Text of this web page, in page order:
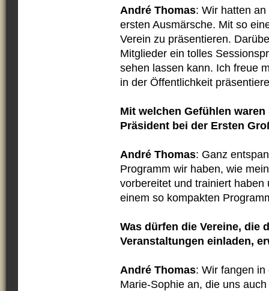
André Thomas: Wir hatten
ersten Ausmärsche. Mit so
Verein zu präsentieren.
Mitglieder ein tolles
sehen lassen kann. Ich freue
in der Öffentlichkeit
Mit welchen Gefühlen
Präsident bei der Ersten
André Thomas: Ganz
Programm wir haben, wie
vorbereitet und trainiert
einem so kompakten
Was dürfen die Vereine, die
Veranstaltungen einladen,
André Thomas: Wir fangen
Marie-Sophie an, die uns